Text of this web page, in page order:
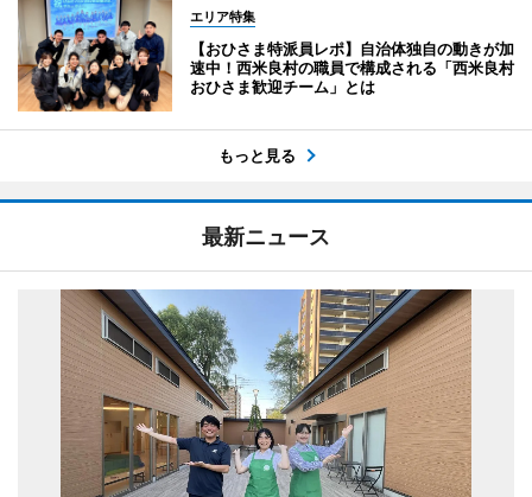
エリア特集
【おひさま特派員レポ】自治体独自の動きが加
速中！西米良村の職員で構成される「西米良村
おひさま歓迎チーム」とは
もっと見る
最新ニュース